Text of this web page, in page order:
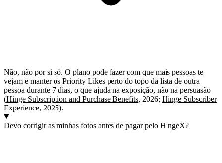
Não, não por si só. O plano pode fazer com que mais pessoas te
vejam e manter os Priority Likes perto do topo da lista de outra
pessoa durante 7 dias, o que ajuda na exposição, não na persuasão
(Hinge Subscription and Purchase Benefits, 2026; Hinge Subscriber
Experience, 2025).
Devo corrigir as minhas fotos antes de pagar pelo HingeX?